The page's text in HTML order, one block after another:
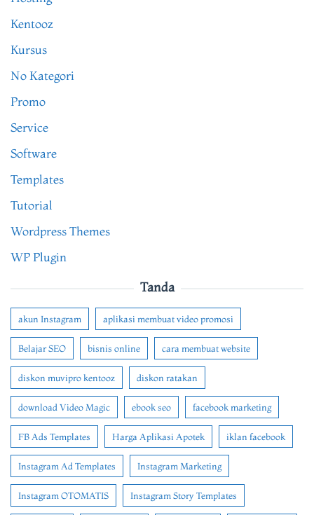
Kentooz
Kursus
No Kategori
Promo
Service
Software
Templates
Tutorial
Wordpress Themes
WP Plugin
Tanda
akun Instagram aplikasi membuat video promosi
Belajar SEO bisnis online cara membuat website
diskon muvipro kentooz diskon ratakan
download Video Magic ebook seo facebook marketing
FB Ads Templates Harga Aplikasi Apotek iklan facebook
Instagram Ad Templates Instagram Marketing
Instagram OTOMATIS Instagram Story Templates